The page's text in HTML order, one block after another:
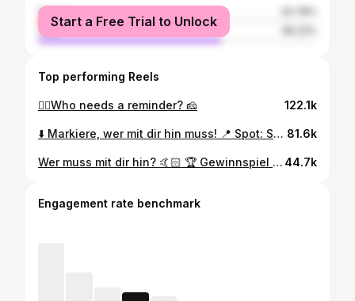
female
male
Start a Free Trial to Unlock
Top performing Reels
🙂‍↕️Who needs a reminder? 🧀 122.1k
⬇️ Markiere, wer mit dir hin muss! 📍 Spot: Sportrestaurant Neuwirtshaus Neuwirtshausstraße 199A, 70439 Stuttgart 81.6k
Wer muss mit dir hin? 🤙🏻 🏆 Gewinnspiel bereits ausgelost! Die Gewinnenden Personen wurden benachrichtigt. Vielen Dank für die Teilnahme. :) 📍Spot: Neuwirtshausstraße 199A, 70439 Stuttgart 44.7k
Engagement rate benchmark